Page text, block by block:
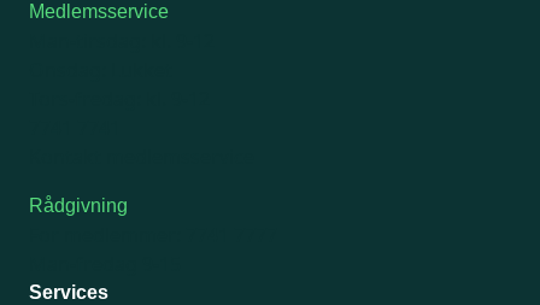
Medlemsservice
Rådgivning
Services